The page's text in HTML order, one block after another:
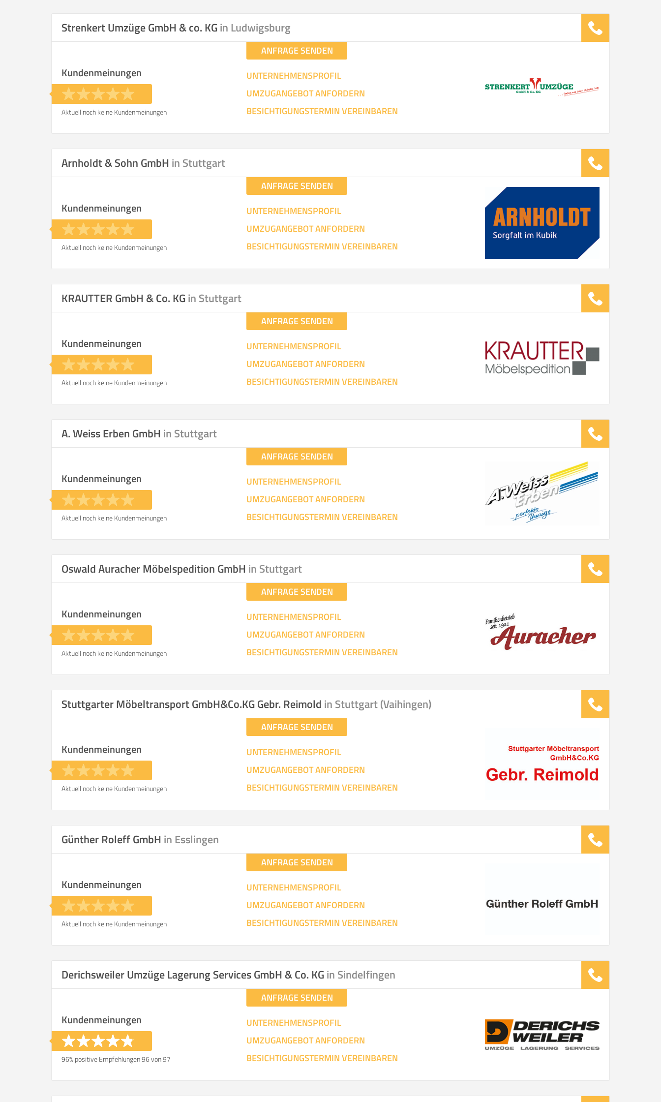
Selbst umziehen.
Helfer .
Stunden
Stunden
KOSTENSCHÄTZUNG:
.
Stunden
Stunden
ICH MÖCHTE ANGEBOTE ANFORDERN
SO ERRECHNET SICH DIE KOSTENSCHÄTZUNG
Strenkert Umzüge GmbH & co. KGin Ludwigsburg
ANFRAGE SENDEN
UNTERNEHMENSPROFIL
UMZUGANGEBOT ANFORDERN
BESICHTIGUNGSTERMIN VEREINBAREN
Kundenmeinungen
Aktuell noch keine Kundenmeinungen
Arnholdt & Sohn GmbH in Stuttgart
ANFRAGE SENDEN
UNTERNEHMENSPROFIL
UMZUGANGEBOT ANFORDERN
BESICHTIGUNGSTERMIN VEREINBAREN
Kundenmeinungen
Aktuell noch keine Kundenmeinungen
KRAUTTER GmbH & Co. KGin Stuttgart
ANFRAGE SENDEN
UNTERNEHMENSPROFIL
UMZUGANGEBOT ANFORDERN
BESICHTIGUNGSTERMIN VEREINBAREN
Kundenmeinungen
Aktuell noch keine Kundenmeinungen
A. Weiss Erben GmbH in Stuttgart
ANFRAGE SENDEN
UNTERNEHMENSPROFIL
UMZUGANGEBOT ANFORDERN
BESICHTIGUNGSTERMIN VEREINBAREN
Kundenmeinungen
Aktuell noch keine Kundenmeinungen
Oswald Auracher Möbelspedition GmbH in Stuttgart
ANFRAGE SENDEN
UNTERNEHMENSPROFIL
UMZUGANGEBOT ANFORDERN
BESICHTIGUNGSTERMIN VEREINBAREN
Kundenmeinungen
Aktuell noch keine Kundenmeinungen
Stuttgarter Möbeltransport GmbH&Co.KG Gebr. Reimold in Stuttgart (Vaihingen)
ANFRAGE SENDEN
UNTERNEHMENSPROFIL
UMZUGANGEBOT ANFORDERN
BESICHTIGUNGSTERMIN VEREINBAREN
Kundenmeinungen
Aktuell noch keine Kundenmeinungen
Günther Roleff GmbH in Esslingen
ANFRAGE SENDEN
UNTERNEHMENSPROFIL
UMZUGANGEBOT ANFORDERN
BESICHTIGUNGSTERMIN VEREINBAREN
Kundenmeinungen
Aktuell noch keine Kundenmeinungen
Derichsweiler Umzüge Lagerung Services GmbH & Co. KGin Sindelfingen
ANFRAGE SENDEN
UNTERNEHMENSPROFIL
UMZUGANGEBOT ANFORDERN
BESICHTIGUNGSTERMIN VEREINBAREN
Kundenmeinungen
96% positive Empfehlungen 96 von 97